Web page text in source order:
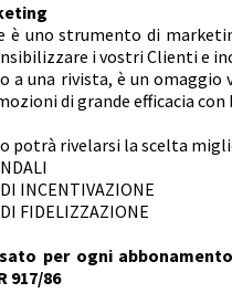
è uno strumento di
i vostri Clienti e
a una rivista, è un
di grande efficacia
potrà rivelarsi la scelta
INCENTIVAZIONE
FIDELIZZAZIONE
per ogni
917/86